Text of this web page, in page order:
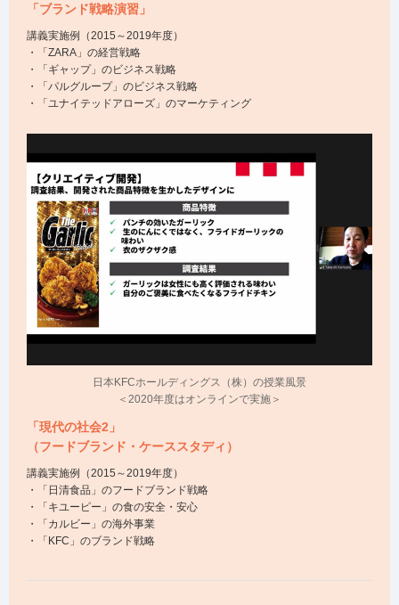
「ブランド戦略演習」
講義実施例（2015～2019年度）
・「ZARA」の経営戦略
・「ギャップ」のビジネス戦略
・「パルグループ」のビジネス戦略
・「ユナイテッドアローズ」のマーケティング
日本KFCホールディングス（株）の授業風景
＜2020年度はオンラインで実施＞
「現代の社会2」
（フードブランド・ケーススタディ）
講義実施例（2015～2019年度）
・「日清食品」のフードブランド戦略
・「キユーピー」の食の安全・安心
・「カルビー」の海外事業
・「KFC」のブランド戦略